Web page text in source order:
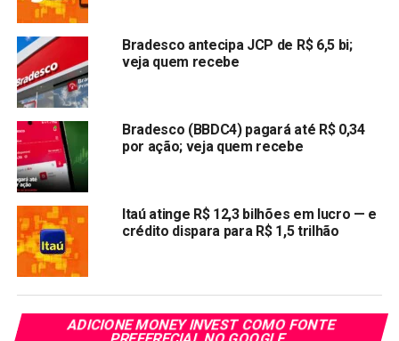
crédito”, explicou o presidente da Abecs, Rogério Panca.
A projeção da Abecs para este ano é de movimentação de
R$ 3,2 trilhões. “As datas comerciais do quarto trimestre
como o Dia das Crianças,
movimentar os volumes transacionados com cartões”,
disse o executivo.
Quantidade de transações
Em quantidade de transações, os brasileiros registraram
uma média de 110 milhões de pagamentos com cartões
por dia durante o terceiro trimestre. Ao todo, foram 10
bilhões de transações, o que representou um crescimento
passado.
Bradesco antecipa JCP de R$ 6,5 bi;
veja quem recebe
Bradesco (BBDC4) pagará até R$ 0,34
por ação; veja quem recebe
Itaú atinge R$ 12,3 bilhões em lucro — e
crédito dispara para R$ 1,5 trilhão
ADICIONE MONEY INVEST COMO FONTE